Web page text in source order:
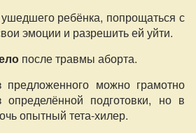
ребёнка, попрощаться с
эмоции и разрешить ей уйти.
после травмы аборта.
можно грамотно
определённой подготовки, но в
опытный тета-хилер.